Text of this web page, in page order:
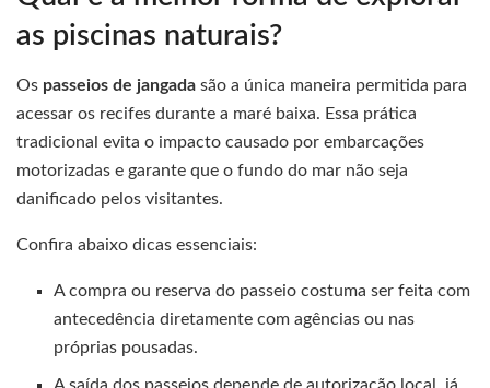
as piscinas naturais?
Os passeios de jangada são a única maneira permitida para
acessar os recifes durante a maré baixa. Essa prática
tradicional evita o impacto causado por embarcações
motorizadas e garante que o fundo do mar não seja
danificado pelos visitantes.
Confira abaixo dicas essenciais:
A compra ou reserva do passeio costuma ser feita com
antecedência diretamente com agências ou nas
próprias pousadas.
A saída dos passeios depende de autorização local, já